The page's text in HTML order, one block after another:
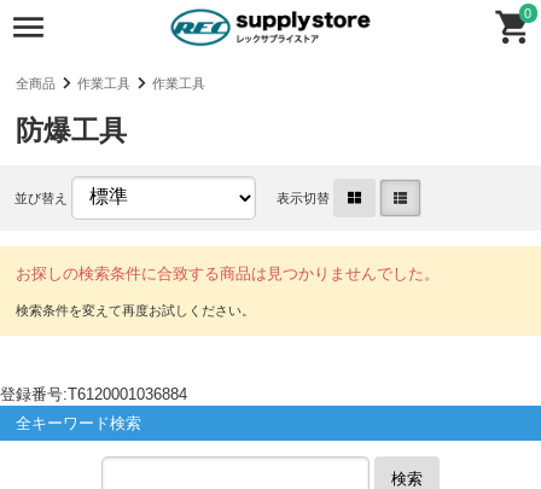
0
全商品 作業工具 作業工具
防爆工具
並び替え 表示切替
お探しの検索条件に合致する商品は見つかりませんでした。
登録番号:T6120001036884
全キーワード検索
検索